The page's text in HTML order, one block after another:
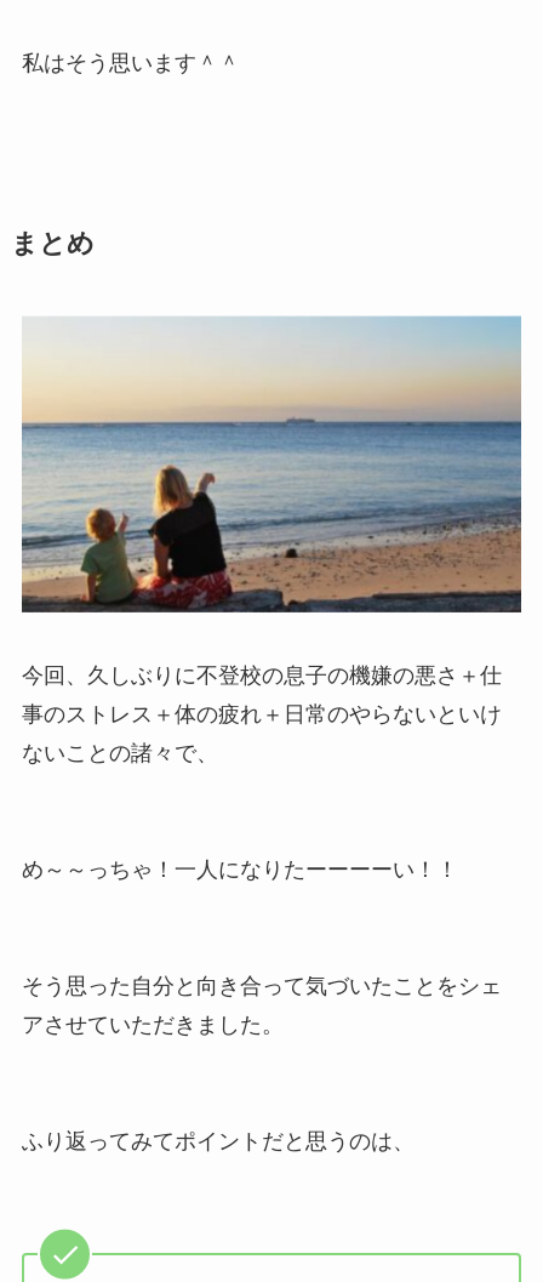
私はそう思います＾＾
まとめ
今回、久しぶりに不登校の息子の機嫌の悪さ＋仕
事のストレス＋体の疲れ＋日常のやらないといけ
ないことの諸々で、
め～～っちゃ！一人になりたーーーーい！！
そう思った自分と向き合って気づいたことをシェ
アさせていただきました。
ふり返ってみてポイントだと思うのは、